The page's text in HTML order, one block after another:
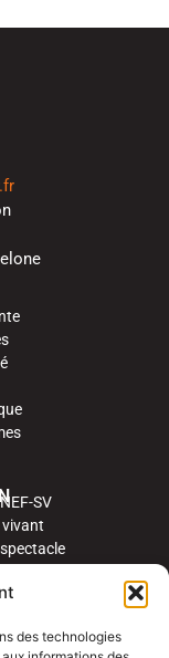
des technologies
SV
vivant